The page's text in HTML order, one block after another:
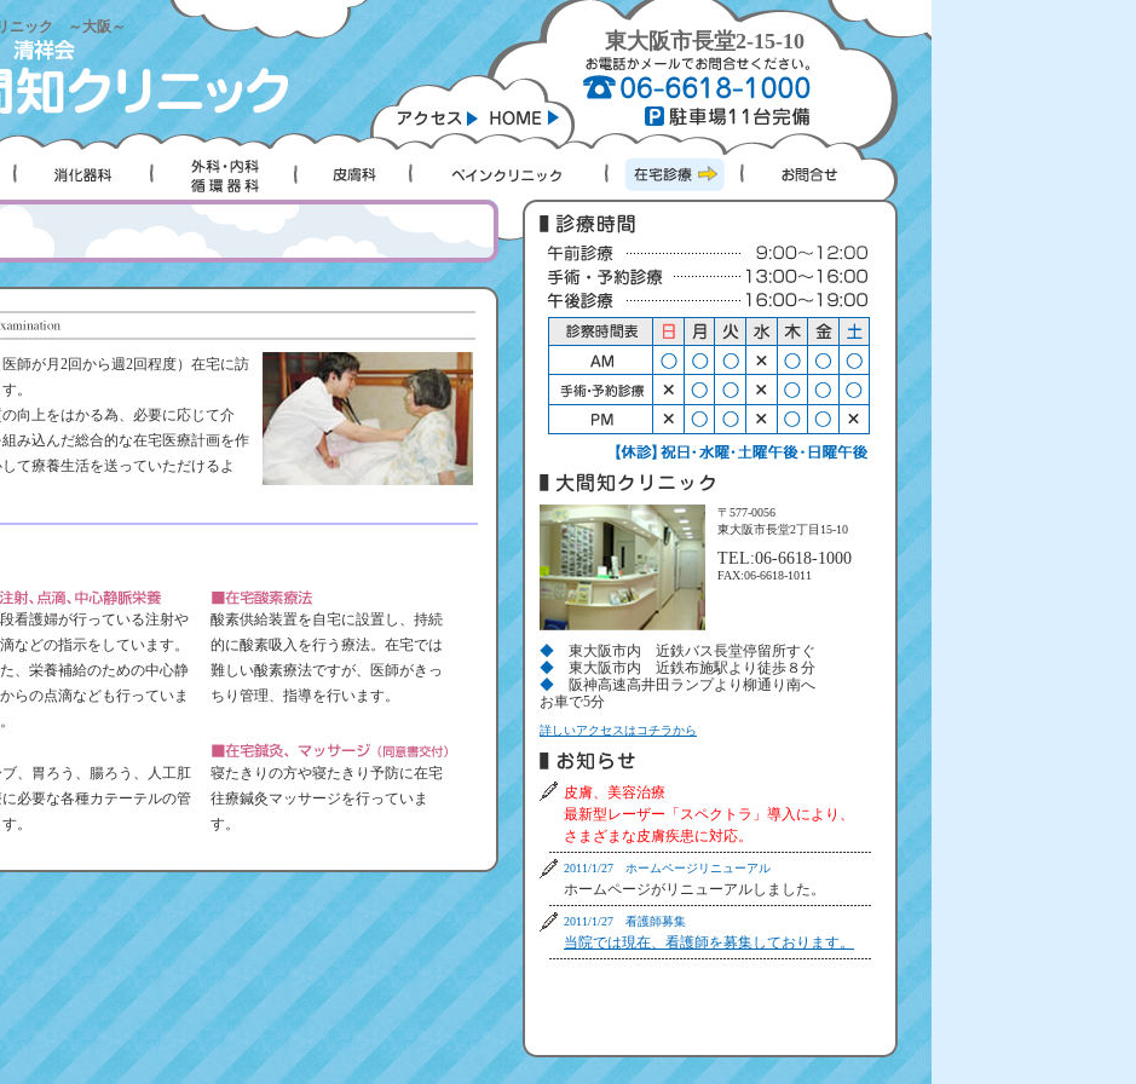
ニック ～大阪～
東大阪市長堂2-15-10
師が月2回から週2回程度）在宅に訪
。
向上をはかる為、必要に応じて介
み込んだ総合的な在宅医療計画を作
て療養生活を送っていただけるよ
看護婦が行っている注射や
などの指示をしています。
、栄養補給のための中心静
らの点滴なども行っていま
酸素供給装置を自宅に設置し、持続
的に酸素吸入を行う療法。在宅では
難しい酸素療法ですが、医師がきっ
ちり管理、指導を行います。
、胃ろう、腸ろう、人工肛
必要な各種カテーテルの管
。
寝たきりの方や寝たきり予防に在宅
往療鍼灸マッサージを行っていま
す。
〒577-0056
東大阪市長堂2丁目15-10
TEL:06-6618-1000
FAX:06-6618-1011
◆ 東大阪市内 近鉄バス長堂停留所すぐ
◆ 東大阪市内 近鉄布施駅より徒歩８分
◆ 阪神高速高井田ランプより柳通り南へ
お車で5分
詳しいアクセスはコチラから
皮膚、美容治療
最新型レーザー「スペクトラ」導入により、
さまざまな皮膚疾患に対応。
2011/1/27 ホームページリニューアル
ホームページがリニューアルしました。
2011/1/27 看護師募集
当院では現在、看護師を募集しております。